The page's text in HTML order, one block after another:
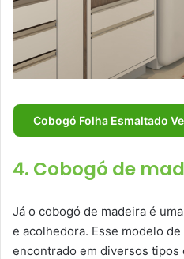
Cobogó Folha Esmaltado
4. Cobogó de
Já o cobogó de madeira é
e acolhedora. Esse modelo
encontrado em diversos tipos